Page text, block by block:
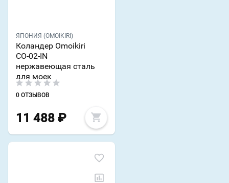
ЯПОНИЯ (OMOIKIRI)
Коландер Omoikiri
CO-02-IN
нержавеющая сталь
для моек
0 ОТЗЫВОВ
11 488 ₽